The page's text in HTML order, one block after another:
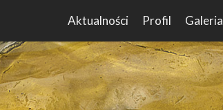
Aktualności Profil Galeria